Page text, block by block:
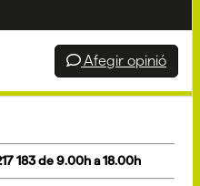
Afegir opinió
183 de 9.00h a 18.00h